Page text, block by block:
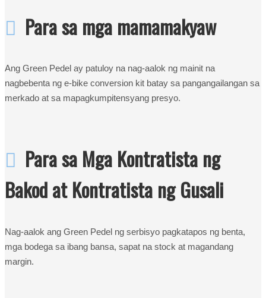
 Para sa mga mamamakyaw
Ang Green Pedel ay patuloy na nag-aalok ng mainit na
nagbebenta ng e-bike conversion kit batay sa pangangailangan sa
merkado at sa mapagkumpitensyang presyo.
 Para sa Mga Kontratista ng
Bakod at Kontratista ng Gusali
Nag-aalok ang Green Pedel ng serbisyo pagkatapos ng benta,
mga bodega sa ibang bansa, sapat na stock at magandang
margin.